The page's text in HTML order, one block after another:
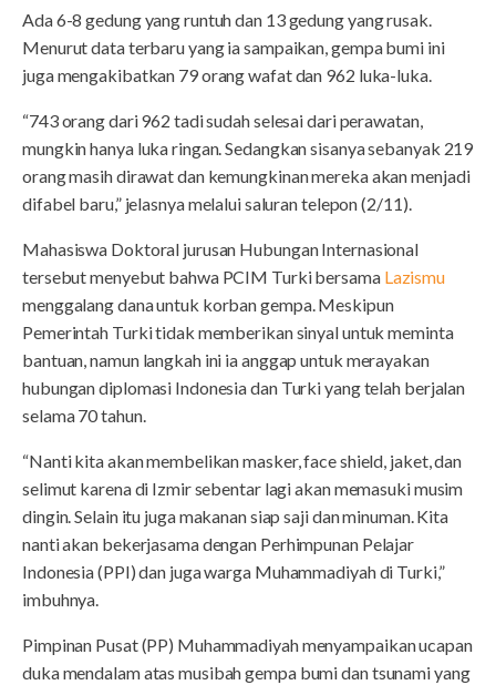
Ada 6-8 gedung yang runtuh dan 13 gedung yang rusak.
Menurut data terbaru yang ia sampaikan, gempa bumi ini
juga mengakibatkan 79 orang wafat dan 962 luka-luka.
“743 orang dari 962 tadi sudah selesai dari perawatan,
mungkin hanya luka ringan. Sedangkan sisanya sebanyak 219
orang masih dirawat dan kemungkinan mereka akan menjadi
difabel baru,” jelasnya melalui saluran telepon (2/11).
Mahasiswa Doktoral jurusan Hubungan Internasional
tersebut menyebut bahwa PCIM Turki bersama Lazismu
menggalang dana untuk korban gempa. Meskipun
Pemerintah Turki tidak memberikan sinyal untuk meminta
bantuan, namun langkah ini ia anggap untuk merayakan
hubungan diplomasi Indonesia dan Turki yang telah berjalan
selama 70 tahun.
“Nanti kita akan membelikan masker, face shield, jaket, dan
selimut karena di Izmir sebentar lagi akan memasuki musim
dingin. Selain itu juga makanan siap saji dan minuman. Kita
nanti akan bekerjasama dengan Perhimpunan Pelajar
Indonesia (PPI) dan juga warga Muhammadiyah di Turki,”
imbuhnya.
Pimpinan Pusat (PP) Muhammadiyah menyampaikan ucapan
duka mendalam atas musibah gempa bumi dan tsunami yang